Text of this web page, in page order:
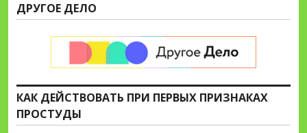
ДРУГОЕ ДЕЛО
КАК ДЕЙСТВОВАТЬ ПРИ ПЕРВЫХ ПРИЗНАКАХ
ПРОСТУДЫ